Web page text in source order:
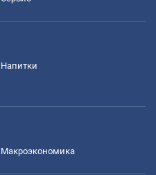
Напитки
Mакроэкономика